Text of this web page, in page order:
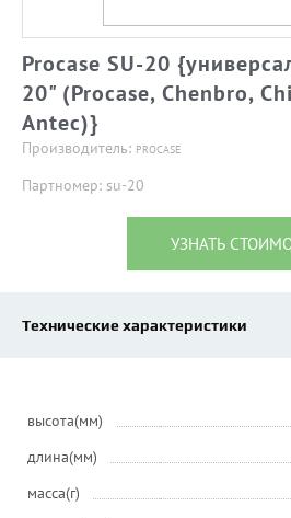
Procase SU-20
20" (Procase, Chenbro,
Antec)}
Производитель: PROCASE
Партномер: su-20
УЗНАТЬ
Технические характеристики
высота(мм)
длина(мм)
масса(г)